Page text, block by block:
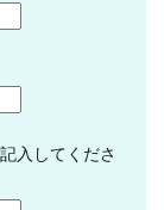
入してくださ